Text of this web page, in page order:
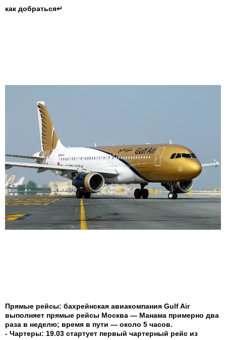
как добраться↵
Прямые рейсы: бахрейнская авиакомпания Gulf Air
выполняет прямые рейсы Москва — Манама примерно два
раза в неделю; время в пути — около 5 часов.
- Чартeры: 19.03 стартует первый чартерный рейс из